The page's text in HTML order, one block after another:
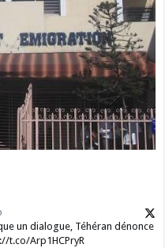
un dialogue, Téhéran dénonce
t.co/Arp1HCPryR